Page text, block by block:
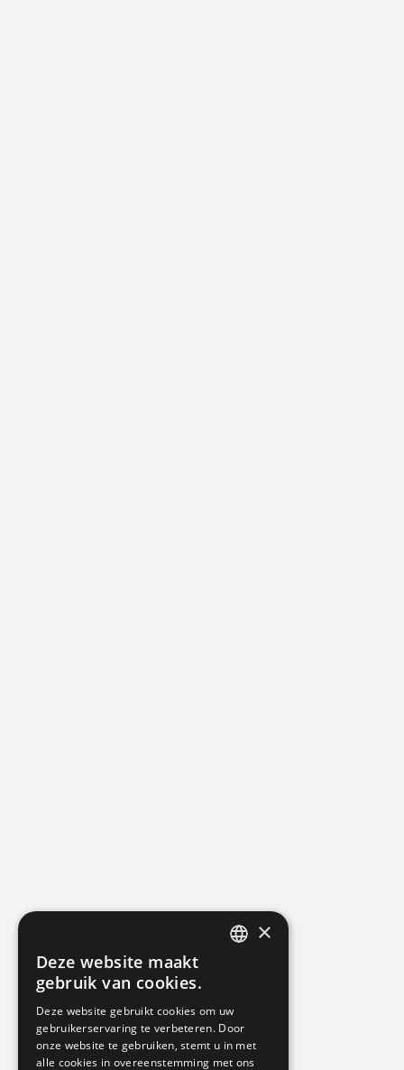
ENGLISH
×
Deze website maakt
gebruik van cookies.
Deze website gebruikt cookies om uw
gebruikerservaring te verbeteren. Door
onze website te gebruiken, stemt u in met
alle cookies in overeenstemming met ons